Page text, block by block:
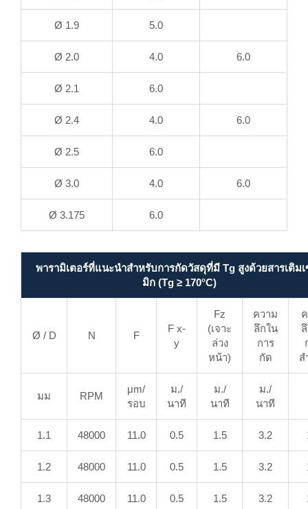
Ø 1.9 5.0
Ø 2.0 4.0 6.0
Ø 2.1 6.0
Ø 2.4 4.0 6.0
Ø 2.5 6.0
Ø 3.0 4.0 6.0
Ø 3.175 6.0
พารามิเตอร์ที่แนะนำสำหรับการกัดวัสดุที่มี Tg สูงด้วยสารเติมเ
มิก (Tg ≥ 170°C)
Ø / D N F
F x-
y
Fz
(เจาะ
ล่วง
หน้า)
ความ
ลึกใน
การ
กัด
ส
มม RPM
μm/
รอบ
ม./
นาที
ม./
นาที
ม./
นาที
1.1 48000 11.0 0.5 1.5 3.2
1.2 48000 11.0 0.5 1.5 3.2
1.3 48000 11.0 0.5 1.5 3.2